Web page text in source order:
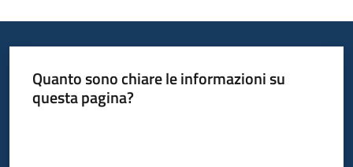
Quanto sono chiare le informazioni su
questa pagina?